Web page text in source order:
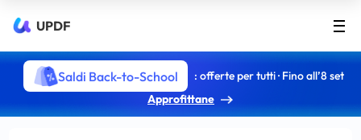
UPDF
Saldi Back-to-School
: offerte per tutti · Fino all’8 set
Approfittane